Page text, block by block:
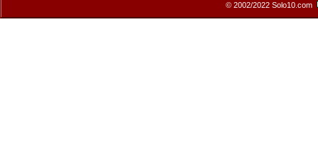
© 2002/2022 Solo10.com